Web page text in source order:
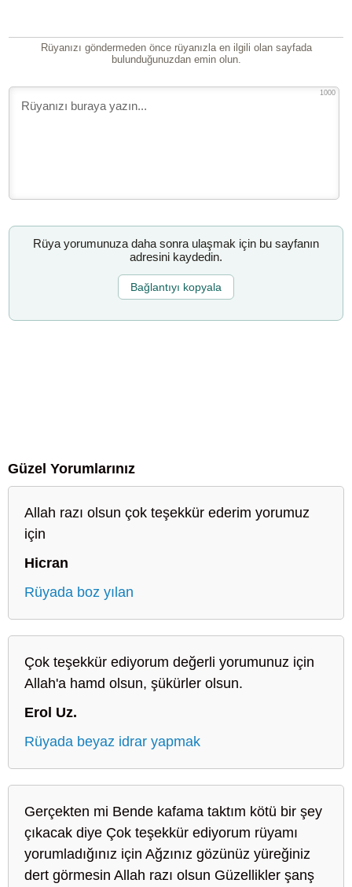
Rüyanızı göndermeden önce rüyanızla en ilgili olan sayfada
bulunduğunuzdan emin olun.
1000
Rüya yorumunuza daha sonra ulaşmak için bu sayfanın
adresini kaydedin.
Bağlantıyı kopyala
Güzel Yorumlarınız
Allah razı olsun çok teşekkür ederim yorumuz
için
Hicran
Rüyada boz yılan
Çok teşekkür ediyorum değerli yorumunuz için
Allah'a hamd olsun, şükürler olsun.
Erol Uz.
Rüyada beyaz idrar yapmak
Gerçekten mi Bende kafama taktım kötü bir şey
çıkacak diye Çok teşekkür ediyorum rüyamı
yorumladığınız için Ağzınız gözünüz yüreğiniz
dert görmesin Allah razı olsun Güzellikler şanş